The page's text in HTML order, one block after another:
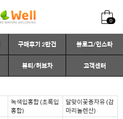
0
구매후기 2만건 블로그/인스타
뷰티/허브차 고객센터
녹색입홍합 (초록입
홍합)
달맞이꽃종자유 (감
마리놀렌산)